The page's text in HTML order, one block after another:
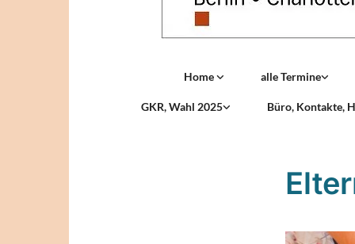
Home alle Termine
GKR, Wahl 2025 Büro, Kontakte,